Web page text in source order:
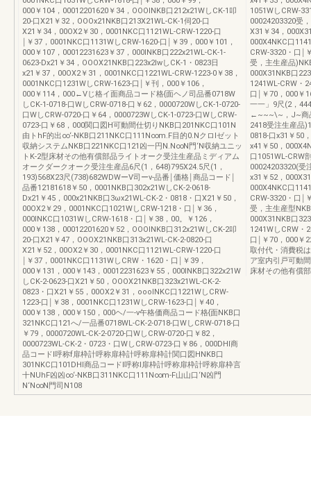
000￥104，00012201620￥34，OOOlNKB口212x21WしCK-1叩
20-口X21￥32，OOOx21NKB口213X21WL-CK-1伺20-口
X21￥34，00OX2￥30，0001NKC口1121WL-CRW-1220-口
￨￥37，0001NKC口1131WしCRW-1620-口￨￥39，000￥101，
000￥107，00012231623￥37，000INKB口222x21WL-CK-1-
0623-Dx21￥34，OOOX21NKB口223x2lwしCK-1・0823日
x21￥37，00OX2￥31，0001NKC口1221WL-CRW-1223-0￥38，
0001NKC口1231WしCRW-1623-口￨￥刊，000￥106，
000￥114，000←Vじ格イ面商品コード格{面ヘノ司品番0718W
しCK-1-0718-口WしCRW-0718-口￥62，0000720WしCK-1-0720-
口WしCRW-0720-口￥64，0000723WしCK-1-0723-口WしCRW-
0723-口￥68，000関口図H可動間仕切りNKB口201NKC口101N
由トhF的出∞‘-NKB口211NKC口111N∞m.F目的0.Nクロlゼット
収納システムNKB口221NKC口121凶一円N.N∞N門‘N収納ユニッ
トK-2型床材その他有償部品ライトオーク受注生産品ミディアム
オークダークオーク受注生産品6尺(1，648)795X24.5尺(1，
193)568X23尺(738)682WDWーV司ーv-品番￨価格￨商品コード￨
品番12181618￥50，0001NKB口302x21WしCK-2-0618-
Dx21￥45，000x21NKB口3ωx21WL-CK-2・0818・口X21￥50，
00OX2￥29，0001NKC口1021WしCRW-1218・口￨￥36，
000INKC口1031WしCRW-1618・口￨￥38，00。￥126，
000￥138，00012201620￥52，OOOlNKB口312x21WしCK-2叩
20-口X21￥47，OOOX21NKB口313x21WL-CK-2-0820-口
X21￥52，00OX2￥30，0001NKC口1121WL-CRW-1220-口
￨￥37，0001NKC口1131WしCRW・1620・口￨￥39，
000￥131，000￥143，00012231623￥55，000INKB口322x21W
しCK-2-0623-口X21￥50，OOOX21NKB口323x21WL-CK-2-
0823・口X21￥55，00OX2￥31，ooolNKC口1221WしCRW-
1223-口￨￥38，0001NKC口1231WしCRW-1623-口￨￥40，
000￥138，000￥150，000ヘ/一-v午格価商品コード格{面NKB口
321NKC口121へ/一品番0718WL-CK-2-0718-口WしCRW-0718-口
￥79，0000720WL-CK-2-0720-口WしCRW-0720-口￥82，
0000723WL-CK-2・0723・口WしCRW-0723-口￥86，000DHI商
品コードl呼称f扉枠計呼称扉枠計呼称扉枠計関口図HNKB口
301NKC口101DHI商品コードl呼称l扉枠計呼称扉枠計呼称扉枠言
十NUhF凶凶∞‘-NKB口311NKC口111N∞m-F山山口‘N凶門
N‘N∞N門司N108
1051WしCRW-
00024203320受
X31￥34，
000X4NKC口
CRW-3320・口￨
受，主生産品
000X31NKB口
1241WL-CRW・
口￨￥70，000￥
一一」9尺(2，
←~~~\~，J~商
2418受注生産品
0818-口x31￥50
x41￥50，
口1051WL-CRW
00024203320(受
x31￥52，
000X4NKC口
CRW-3320・口￨
受，主生産型
000X31NKB口
1241WしCRW・
口￨￥70，000￥
取付代・消費税
ア室内引戸可動
床材その他有償